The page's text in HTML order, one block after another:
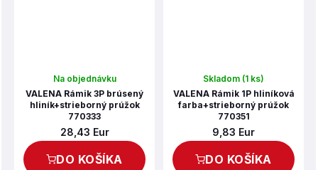
Na objednávku
VALENA Rámik 3P brúsený
hliník+strieborný prúžok
770333
28,43 Eur
DO KOŠÍKA
Skladom (1 ks)
VALENA Rámik 1P hliníková
farba+strieborný prúžok
770351
9,83 Eur
DO KOŠÍKA